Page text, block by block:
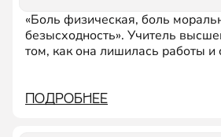
«Боль физическая, боль
безысходность». Учитель
том, как она лишилась работы и
ПОДРОБНЕЕ